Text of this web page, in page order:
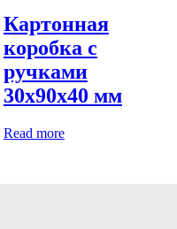
Картонная
коробка с
ручками
30х90х40 мм
Read more